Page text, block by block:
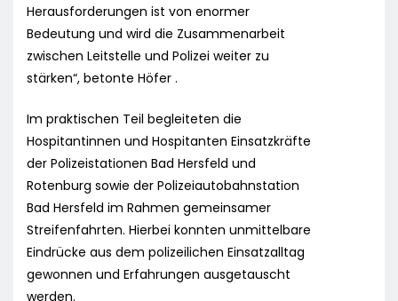
Herausforderungen ist von enormer
Bedeutung und wird die Zusammenarbeit
zwischen Leitstelle und Polizei weiter zu
stärken“, betonte Höfer .
Im praktischen Teil begleiteten die
Hospitantinnen und Hospitanten Einsatzkräfte
der Polizeistationen Bad Hersfeld und
Rotenburg sowie der Polizeiautobahnstation
Bad Hersfeld im Rahmen gemeinsamer
Streifenfahrten. Hierbei konnten unmittelbare
Eindrücke aus dem polizeilichen Einsatzalltag
gewonnen und Erfahrungen ausgetauscht
werden.